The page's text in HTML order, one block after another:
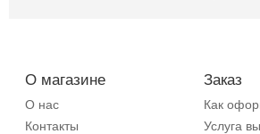
О магазине
О нас
Контакты
Заказ
Как
Услуга